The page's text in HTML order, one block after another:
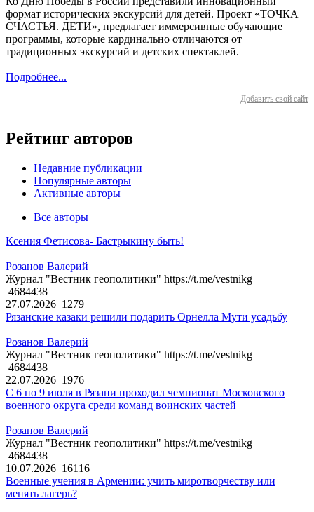
формат исторических экскурсий для детей. Проект «ТОЧКА
СЧАСТЬЯ. ДЕТИ», предлагает иммерсивные обучающие
программы, которые кардинально отличаются от
традиционных экскурсий и детских спектаклей.
Подробнее...
Добавить свой сайт
Рейтинг авторов
Недавние публикации
Популярные авторы
Активные авторы
Все авторы
Ксения Фетисова- Бастрыкину быть!
Розанов Валерий
Журнал "Вестник геополитики" https://t.me/vestnikg
4684438
27.07.2026 1279
Рязанские казаки решили подарить Орнелла Мути усадьбу
Розанов Валерий
Журнал "Вестник геополитики" https://t.me/vestnikg
4684438
22.07.2026 1976
С 6 по 9 июля в Рязани проходил чемпионат Московского
военного округа среди команд воинских частей
Розанов Валерий
Журнал "Вестник геополитики" https://t.me/vestnikg
4684438
10.07.2026 16116
Военные учения в Армении: учить миротворчеству или
менять лагерь?